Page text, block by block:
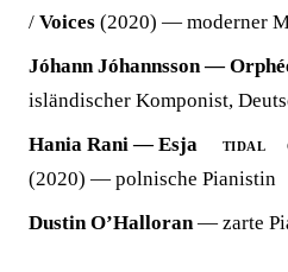
/ Voices (2020) — moderner
Jóhann Jóhannsson —
isländischer Komponist,
Hania Rani — Esja
TIDAL
(2020) — polnische Pianistin
Dustin O’Halloran— zarte